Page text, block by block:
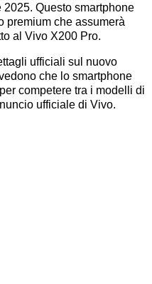
Questo smartphone
premium che assumerà
al Vivo X200 Pro.
ufficiali sul nuovo
che lo smartphone
competere tra i modelli di
ufficiale di Vivo.